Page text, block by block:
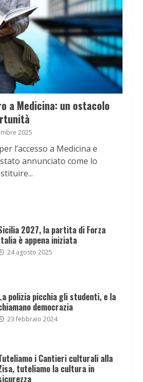
a Medicina: un ostacolo
2025
l’accesso a Medicina e
annunciato come lo
2027, la partita di Forza
è appena iniziata
24 agosto 2025
polizia picchia gli studenti, e la
democrazia
23 febbraio 2024
i Cantieri culturali alla
tuteliamo la cultura in